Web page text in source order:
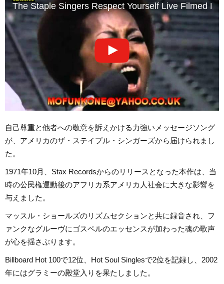
The Staple Singers Respect Yourself Live Filmed
自己尊重と他者への敬意を訴えかける力強いメッセージソング
が、アメリカのザ・ステイプル・シンガーズから届けられまし
た。
1971年10月、Stax Recordsからのリリースとなった本作は、当
時の公民権運動後のアフリカ系アメリカ人社会に大きな影響を
与えました。
マッスル・ショールズのリズムセクションと共に録音され、フ
ァンクなグルーヴにゴスペルのエッセンスが加わった魂の歌声
が心を揺さぶります。
Billboard Hot 100で12位、Hot Soul Singlesで2位を記録し、2002
年にはグラミーの殿堂入りを果たしました。